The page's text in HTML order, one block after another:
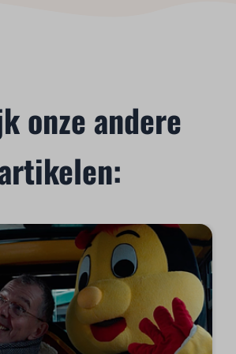
onze andere